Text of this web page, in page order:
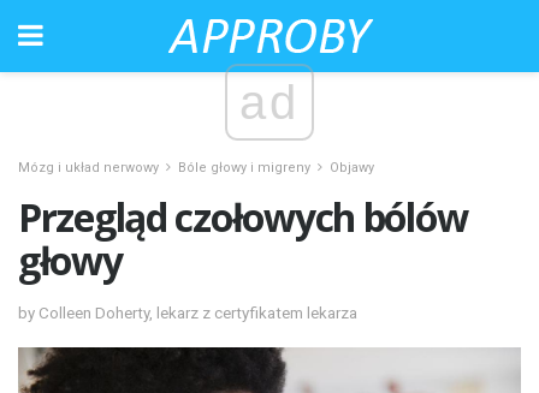
ad
Mózg i układ nerwowy Bóle głowy i migreny Objawy
Przegląd czołowych bólów
głowy
by Colleen Doherty, lekarz z certyfikatem lekarza